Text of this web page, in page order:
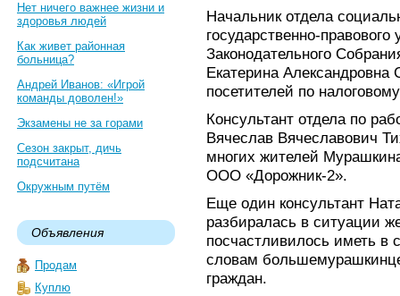
Нет ничего важнее жизни и
здоровья людей
Как живет районная
больница?
Андрей Иванов: «Игрой
команды доволен!»
Экзамены не за горами
Сезон закрыт, дичь
подсчитана
Окружным путём
Объявления
Продам
Куплю
Начальник отдела
государственно-
Законодательного
Екатерина Александровна
посетителей по
Консультант отдела по
Вячеслав Вячеславович
многих жителей
ООО «Дорожник-2».
Еще один консультант
разбиралась в ситуации
посчастливилось иметь в
словам
граждан.